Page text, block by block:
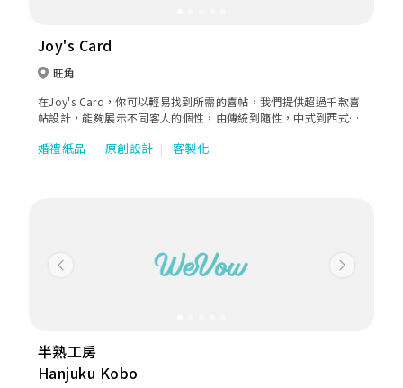
Joy's Card
旺角
在Joy's Card，你可以輕易找到所需的喜帖，我們提供超過千款喜
帖設計，能夠展示不同客人的個性，由傳統到隨性，中式到西式，
簡單至高度舍人化，式式俱備。
婚禮紙品 原創設計 客製化
Previous Next
半熟工房
Hanjuku Kobo